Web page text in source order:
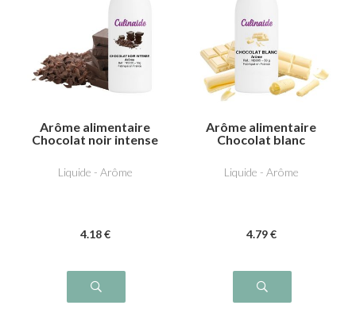
Arôme alimentaire
Chocolat noir intense
Liquide - Arôme
4.18 €
Arôme alimentaire
Chocolat blanc
Liquide - Arôme
4.79 €